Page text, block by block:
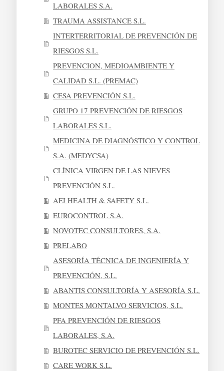
LABORALES S.A.
TRAUMA ASSISTANCE S.L.
INTERTERRITORIAL DE PREVENCIÓN DE
RIESGOS S.L.
PREVENCION, MEDIOAMBIENTE Y
CALIDAD S.L. (PREMAC)
CESA PREVENCIÓN S.L.
GRUPO 17 PREVENCIÓN DE RIESGOS
LABORALES S.L.
MEDICINA DE DIAGNÓSTICO Y CONTROL
S.A. (MEDYCSA)
CLÍNICA VIRGEN DE LAS NIEVES
PREVENCIÓN S.L.
AFJ HEALTH & SAFETY S.L.
EUROCONTROL S.A.
NOVOTEC CONSULTORES, S.A.
PRELABO
ASESORÍA TÉCNICA DE INGENIERÍA Y
PREVENCIÓN, S.L.
ABANTIS CONSULTORÍA Y ASESORÍA S.L.
MONTES MONTALVO SERVICIOS, S.L.
PFA PREVENCIÓN DE RIESGOS
LABORALES, S.A.
BUROTEC SERVICIO DE PREVENCIÓN S.L.
CARE WORK S.L.